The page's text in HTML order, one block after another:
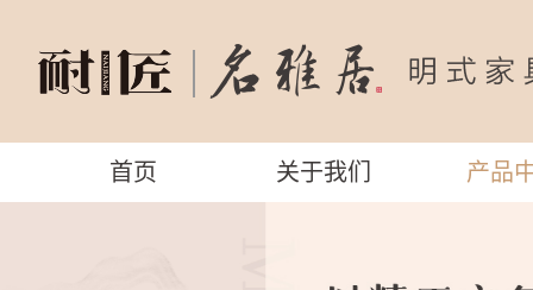
首页 关于我们 产品